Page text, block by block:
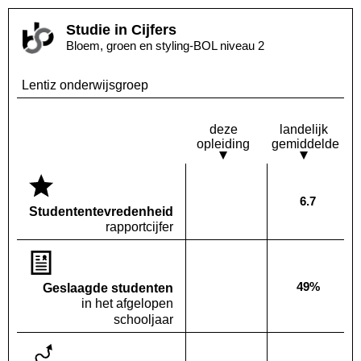
Studie in Cijfers
Bloem, groen en styling-BOL niveau 2
Lentiz onderwijsgroep
deze
opleiding
landelijk
gemiddelde
Studenten­tevredenheid
rapportcijfer
Deze opleiding:
Geen waarde bekend
Landelijk
6.7
Geslaagde studenten
in het afgelopen
schooljaar
Deze opleiding:
Geen waarde bekendLandelijk
49%